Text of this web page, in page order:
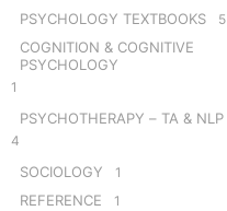
PSYCHOLOGY TEXTBOOKS 5
COGNITION & COGNITIVE
PSYCHOLOGY
1
PSYCHOTHERAPY – TA & NLP
4
SOCIOLOGY 1
REFERENCE 1